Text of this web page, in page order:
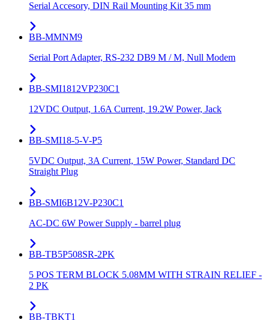
Serial Accesory, DIN Rail Mounting Kit 35 mm
BB-MMNM9
Serial Port Adapter, RS-232 DB9 M / M, Null Modem
BB-SMI1812VP230C1
12VDC Output, 1.6A Current, 19.2W Power, Jack
BB-SMI18-5-V-P5
5VDC Output, 3A Current, 15W Power, Standard DC
Straight Plug
BB-SMI6B12V-P230C1
AC-DC 6W Power Supply - barrel plug
BB-TB5P508SR-2PK
5 POS TERM BLOCK 5.08MM WITH STRAIN RELIEF -
2 PK
BB-TBKT1